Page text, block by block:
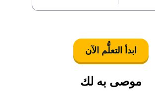
ابدأ التعلُّم الآن
موصى به لك